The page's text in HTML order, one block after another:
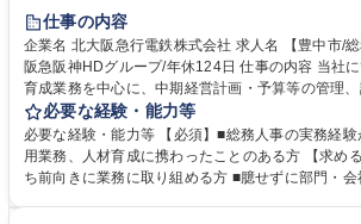
退職金あり
土日祝休み
服装自由 昼食補助あり 食事補
仕事の内容
企業名 北大阪急行電鉄株式会社 求人名 【豊中市/総務人事】経験者歓迎！/
阪急阪神HDグループ/年休124日 仕事の内容 当社にて採用関係業務、人材
育成業務を中心に、中期経営計画・予算等の管理
定、さらに社内の重要会議の運営等、経営の根幹と
務全般を担当していただきます。 【主な業務内容】 ■採用関係業務および
人材育成(社員研修)業務の推進 ■中期経営計画およ
投資計画等の策定 ■社内の重要会議の運営 ■その他
必要な経験・能力等
必要な経験・能力等 【必須】■総務人事の実務経
用業務、人材育成に携わったことのある方 【求める人物像】 ■探求心を持
ち前向きに業務に取り組める方 ■臆せずに部門・